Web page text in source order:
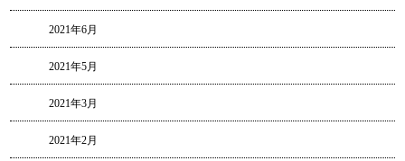
2021年6月
2021年5月
2021年3月
2021年2月